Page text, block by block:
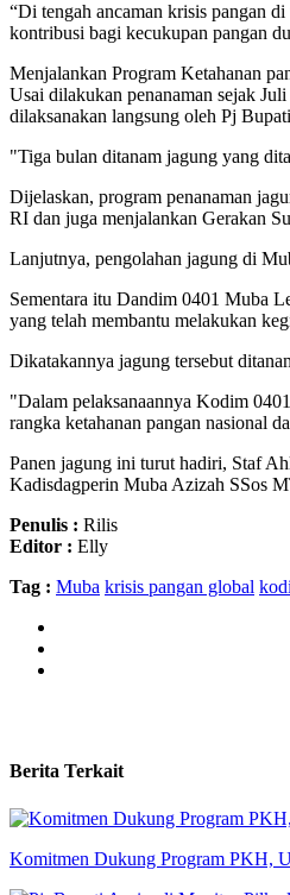
“Di tengah ancaman krisis pangan
kontribusi bagi kecukupan pangan
Menjalankan Program Ketahanan
Usai dilakukan penanaman sejak
dilaksanakan langsung oleh Pj
"Tiga bulan ditanam jagung yang
Dijelaskan, program penanaman
RI dan juga menjalankan Gerakan
Lanjutnya, pengolahan jagung di
Sementara itu Dandim 0401 Muba
yang telah membantu melakukan
Dikatakannya jagung tersebut
"Dalam pelaksanaannya Kodim
rangka ketahanan pangan nasional
Panen jagung ini turut hadiri, Staf
Kadisdagperin Muba Azizah SSos
Penulis : Rilis
Editor : Elly
Tag : Muba krisis pangan global
Berita Terkait
Komitmen Dukung Program PKH,